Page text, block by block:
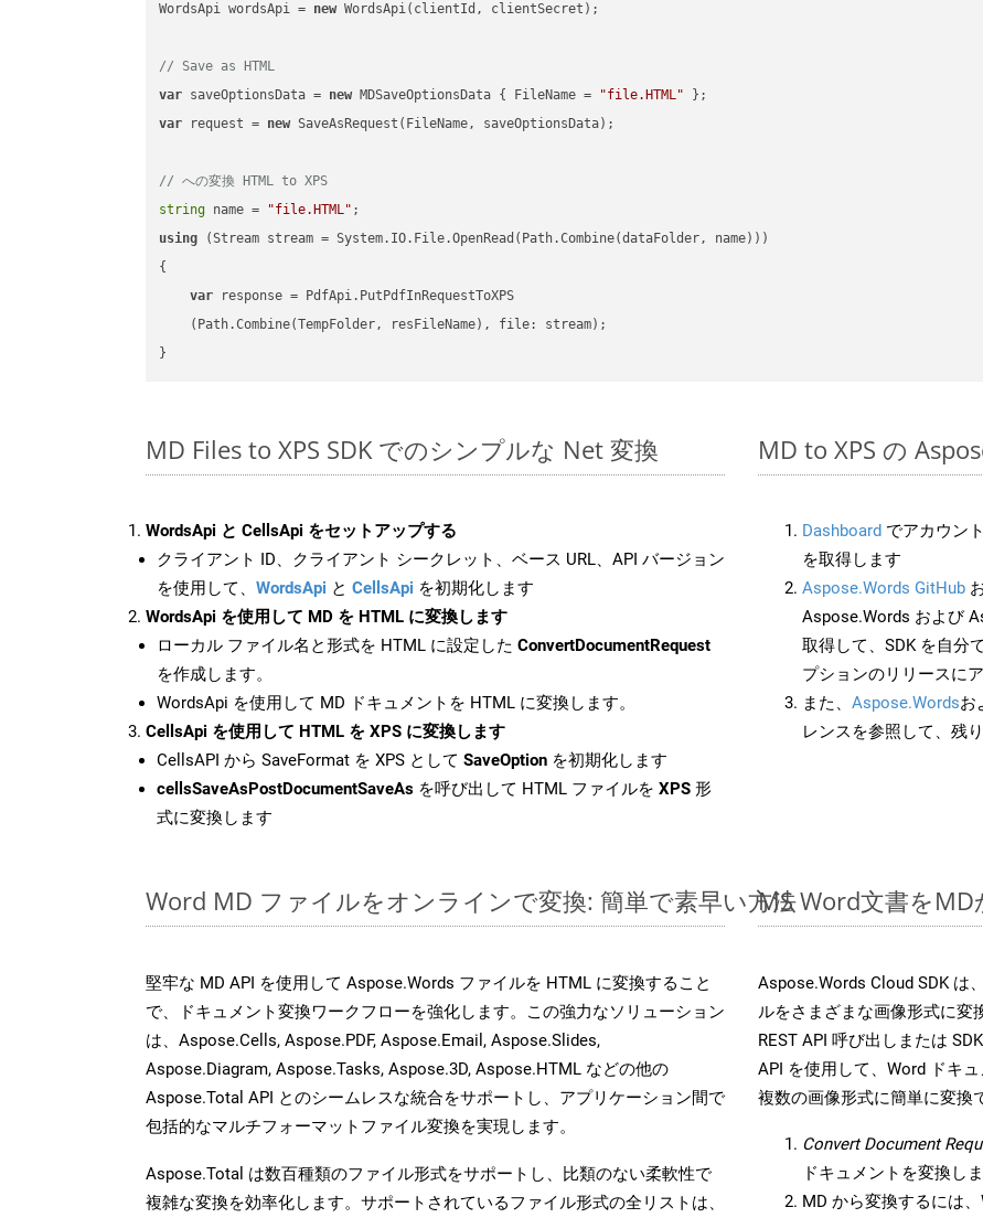
WordsApi wordsApi = new WordsApi(clientId, clientSecret);
// Save as HTML
var saveOptionsData = new MDSaveOptionsData { FileName = "file.HTML"
var request = new SaveAsRequest(FileName, saveOptionsData);
// への変換 HTML to XPS
string name = "file.HTML"
using (Stream stream = System.IO.File.OpenRead(Path.Combine(dataFolder, name)))
{
var response = PdfApi.PutPdfInRequestToXPS
    (Path.Combine(TempFolder, resFileName), file: stream);
MD Files to XPS SDK でのシンプルな Net 変換
WordsApi と CellsApi をセットアップする
クライアント ID、クライアント シークレット、ベース URL、API バージョン
を使用して、 WordsApi と CellsApi を初期化します
WordsApi を使用して MD を HTML に変換します
ローカル ファイル名と形式を HTML に設定した ConvertDocumentRequest
を作成します。
WordsApi を使用して MD ドキュメントを HTML に変換します。
CellsApi を使用して HTML を XPS に変換します
CellsAPI から SaveFormat を XPS として SaveOption を初期化します
cellsSaveAsPostDocumentSaveAs を呼び出して HTML ファイルを XPS 形
式に変換します
MD to XPS の
Dashboard でアカウン
を取得します
Aspose.Words GitHub
Aspose.Words および
取得して、SDK を自分
プションのリリースに
また、 Aspose.Wordsお
レンスを参照して、残
Word MD ファイルをオンラインで変換: 簡単で素早い方法
堅牢な MD API を使用して Aspose.Words ファイルを HTML に変換すること
で、ドキュメント変換ワークフローを強化します。この強力なソリューション
は、Aspose.Cells, Aspose.PDF, Aspose.Email, Aspose.Slides,
Aspose.Diagram, Aspose.Tasks, Aspose.3D, Aspose.HTML などの他の
Aspose.Total API とのシームレスな統合をサポートし、アプリケーション間で
包括的なマルチフォーマットファイル変換を実現します。
Aspose.Total は数百種類のファイル形式をサポートし、比類のない柔軟性で
複雑な変換を効率化します。サポートされているファイル形式の全リストは、
MS Word文書を
Aspose.Words Cloud SDK は
ルをさまざまな画像形式に変
REST API 呼び出しまたは
API を使用して、Word ドキ
複数の画像形式に簡単に変換
Convert Document
ドキュメントを変換し
MD から変換するには